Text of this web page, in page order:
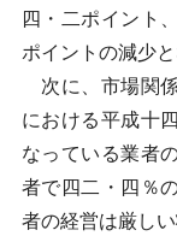
四・二ポイント
ポイントの減少
次に、市場関
における平成十
なっている業者
者で四二・四％
者の経営は厳し